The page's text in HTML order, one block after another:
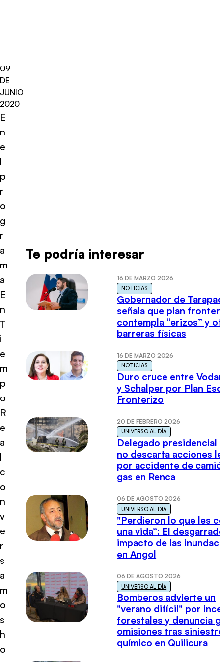
09
DE
JUNIO
2020
E
n
e
l
p
r
o
g
r
a
m
a
E
n
T
i
e
m
p
o
R
e
a
l
c
o
n
v
e
r
s
a
m
o
s
h
o
Te podría interesar
16 DE MARZO 2026
NOTICIAS
Gobernador de
señala que plan
contempla “erizos” y
barreras físicas
16 DE MARZO 2026
NOTICIAS
Duro cruce entre
y Schalper por Plan
Fronterizo
20 DE FEBRERO 2026
UNIVERSO AL DÍA
Delegado presidencial
no descarta acciones
por accidente de
gas en Renca
06 DE AGOSTO 2026
UNIVERSO AL DÍA
"Perdieron lo que les
una vida”: El
impacto de las
en Angol
06 DE AGOSTO 2026
UNIVERSO AL DÍA
Bomberos advierte un
"verano difícil" por
forestales y denuncia
omisiones tras
químico en Quilicura